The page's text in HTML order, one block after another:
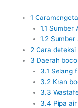
1
1.1 Sumber
1.2Sumber
2 Cara deteksi
3 Daerah
3.1 Selang
3.2Kran
3.3
3.4 Pipa